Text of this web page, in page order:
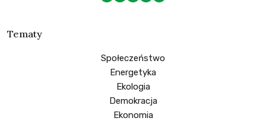
Tematy
Społeczeństwo
Energetyka
Ekologia
Demokracja
Ekonomia